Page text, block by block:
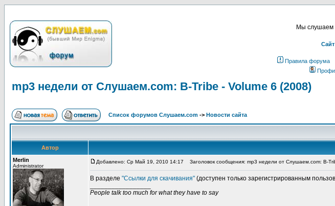
Мы слушаем
Сайт
Правила форума
mp3 недели от Слушаем.com: B-Tribe - Volume 6 (2008)
Список форумов Слушаем.com -> Новости сайта
Автор
Merlin
Administrator
Добавлено: Ср Май 19, 2010 14:17 Заголовок сообщения: mp3 недели от Слушаем.com: B-
В разделе "Ссылки для скачивания" (доступен только зарегистрированным
People talk too much for what they have to say